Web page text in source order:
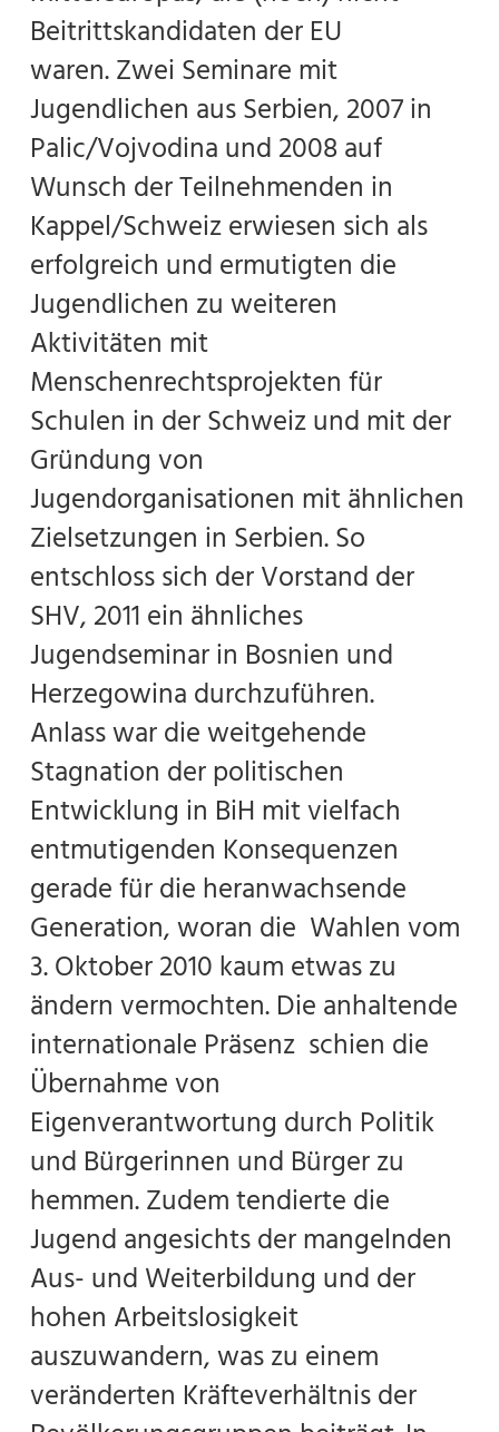
Beitrittskandidaten der EU
waren. Zwei Seminare mit
Jugendlichen aus Serbien, 2007 in
Palic/Vojvodina und 2008 auf
Wunsch der Teilnehmenden in
Kappel/Schweiz erwiesen sich als
erfolgreich und ermutigten die
Jugendlichen zu weiteren
Aktivitäten mit
Menschenrechtsprojekten für
Schulen in der Schweiz und mit der
Gründung von
Jugendorganisationen mit ähnlichen
Zielsetzungen in Serbien. So
entschloss sich der Vorstand der
SHV, 2011 ein ähnliches
Jugendseminar in Bosnien und
Herzegowina durchzuführen.
Anlass war die weitgehende
Stagnation der politischen
Entwicklung in BiH mit vielfach
entmutigenden Konsequenzen
gerade für die heranwachsende
Generation, woran die Wahlen vom
3. Oktober 2010 kaum etwas zu
ändern vermochten. Die anhaltende
internationale Präsenz schien die
Übernahme von
Eigenverantwortung durch Politik
und Bürgerinnen und Bürger zu
hemmen. Zudem tendierte die
Jugend angesichts der mangelnden
Aus- und Weiterbildung und der
hohen Arbeitslosigkeit
auszuwandern, was zu einem
veränderten Kräfteverhältnis der